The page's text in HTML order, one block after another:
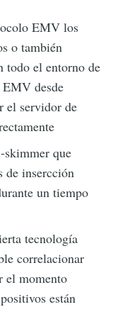
EMV los
o también
el entorno de
desde
el servidor de
skimmer que
de insercción
un tiempo
tecnología
correlacionar
el momento
están